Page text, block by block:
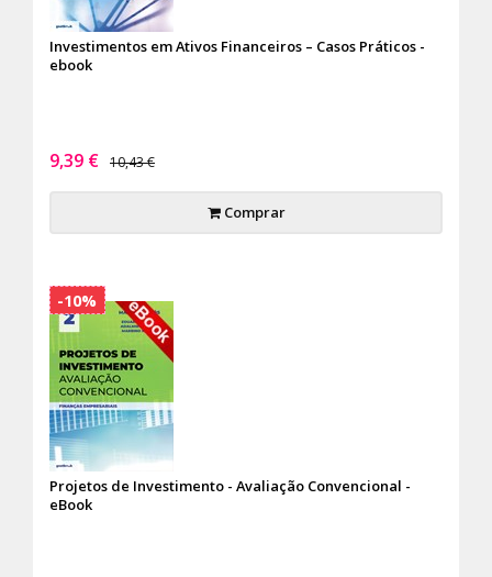
Investimentos em Ativos Financeiros – Casos Práticos -
ebook
9,39 € 10,43 €
Comprar
Projetos de Investimento - Avaliação Convencional -
eBook
-10%